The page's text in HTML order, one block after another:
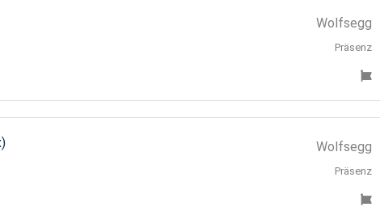
Wolfsegg
Präsenz
Wolfsegg
Präsenz